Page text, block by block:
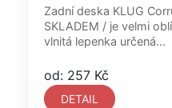
Zadní deska KLUG Corrugated board E-flute /
SKLADEM / je velmi oblíbená archivní alkalická
vlnitá lepenka určená...
od: 257 Kč
DETAIL